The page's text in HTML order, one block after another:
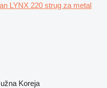
LYNX 220 strug za metal
Koreja